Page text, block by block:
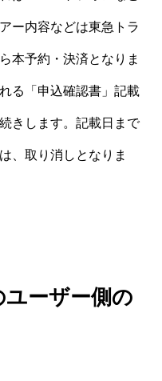
ー内容などは東急トラ
本予約・決済となりま
る「申込確認書」記載
きします。記載日まで
、取り消しとなりま
ーザー側の